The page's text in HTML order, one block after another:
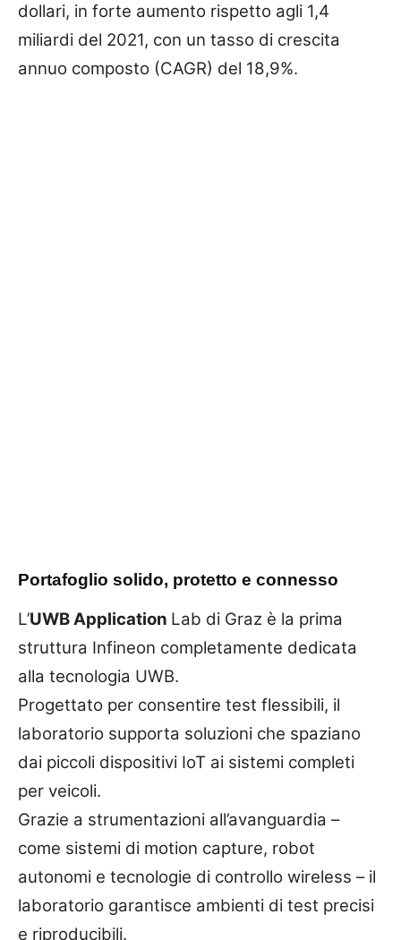
dollari, in forte aumento rispetto agli 1,4
miliardi del 2021, con un tasso di crescita
annuo composto (CAGR) del 18,9%.
Portafoglio solido, protetto e connesso
L’UWB Application Lab di Graz è la prima
struttura Infineon completamente dedicata
alla tecnologia UWB.
Progettato per consentire test flessibili, il
laboratorio supporta soluzioni che spaziano
dai piccoli dispositivi IoT ai sistemi completi
per veicoli.
Grazie a strumentazioni all’avanguardia –
come sistemi di motion capture, robot
autonomi e tecnologie di controllo wireless – il
laboratorio garantisce ambienti di test precisi
e riproducibili.